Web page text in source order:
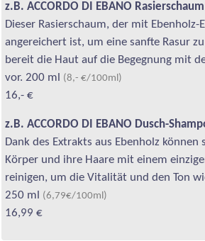
z.B. ACCORDO DI EBANO Rasierschaum
Dieser Rasierschaum, der mit Ebenholz-
angereichert ist, um eine sanfte Rasur
bereit die Haut auf die Begegnung mit
vor. 200 ml
(8,- €/100ml)
16,- €
z.B. ACCORDO DI EBANO Dusch-
Dank des Extrakts aus Ebenholz können
Körper und ihre Haare mit einem
reinigen, um die Vitalität und den Ton
250 ml
(6,79€/100ml)
16,99 €